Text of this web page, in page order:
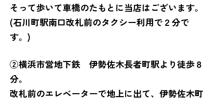
そって歩いて車橋のたもとに当店はございます。
(石川町駅南口改札前のタクシー利用で２分で
す。)
②横浜市営地下鉄 伊勢佐木長者町駅より徒歩８
分。
改札前のエレベーターで地上に出て、伊勢佐木町